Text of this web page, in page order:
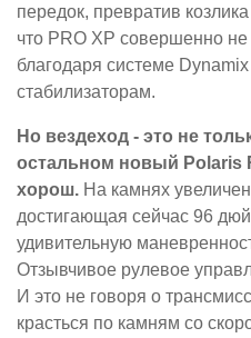
передок, превратив
что PRO XP совершенно не
благодаря системе
стабилизаторам.
Но вездеход - это не
остальном новый Polaris
хорош. На камнях
достигающая сейчас 96
удивительную
Отзывчивое рулевое
И это не говоря о
красться по камням со